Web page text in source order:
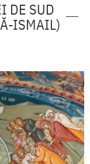
DE SUD
ISMAIL)